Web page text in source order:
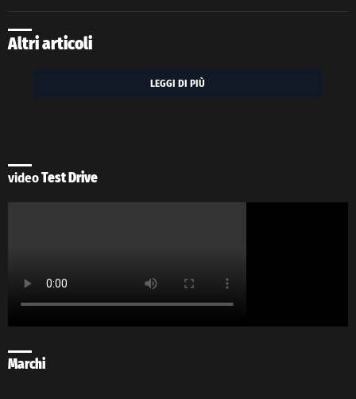
Altri articoli
LEGGI DI PIÙ
videoTest Drive
Marchi